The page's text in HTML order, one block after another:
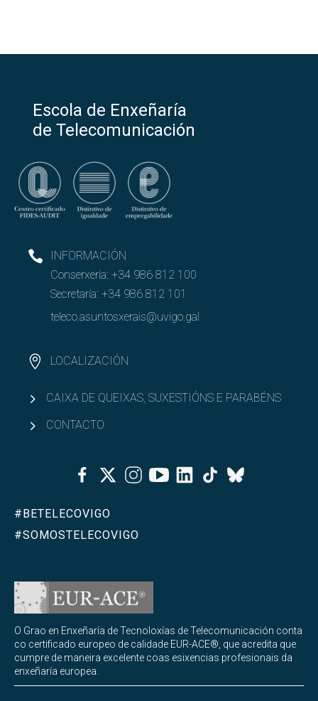
Escola de Enxeñaría
de Telecomunicación
INFORMACIÓN
Conserxería: +34 986 812 100
Secretaría: +34 986 812 101
teleco.asuntosxerais@uvigo.gal
LOCALIZACIÓN
CAIXA DE QUEIXAS, SUXESTIÓNS E PARABÉNS
CONTACTO
FacebookTwitterInstagramYoutubeLinkedinTiktok
Bluesky
#BETELECOVIGO
#SOMOSTELECOVIGO
O Grao en Enxeñaría de Tecnoloxías de Telecomunicación conta
co certificado europeo de calidade EUR-ACE®, que acredita que
cumpre de maneira excelente coas esixencias profesionais da
enxeñaría europea.